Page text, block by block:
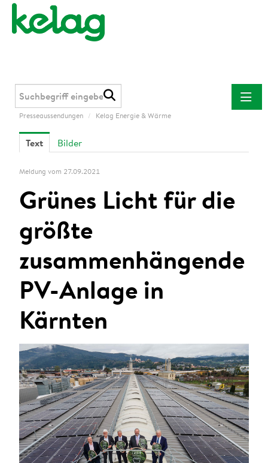
Presseaussendungen
Kelag
Downloads
Kontakt
ANMELDEN
Sie wollen unsere aktuellen Presseaussendungen
automatisch per E-Mail erhalten?
Zum Presseverteiler
Presseaussendungen / Kelag Energie & Wärme
Text Bilder
Meldung vom 27.09.2021
Grünes Licht für die
größte
zusammenhängende
PV-Anlage in
Kärnten